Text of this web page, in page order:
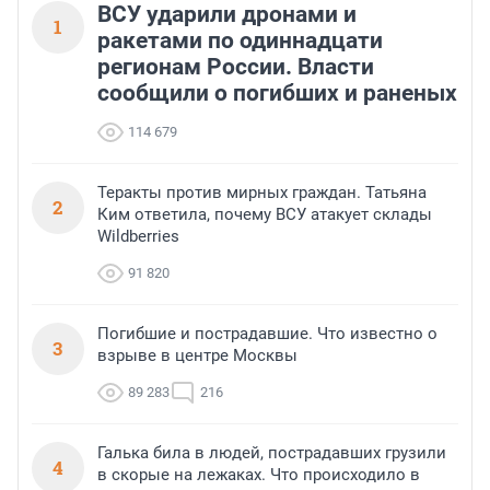
1
ВСУ ударили дронами и
ракетами по одиннадцати
регионам России. Власти
сообщили о погибших и раненых
114 679
2
Теракты против мирных граждан. Татьяна
Ким ответила, почему ВСУ атакует склады
Wildberries
91 820
3
Погибшие и пострадавшие. Что известно о
взрыве в центре Москвы
89 283 216
4
Галька била в людей, пострадавших грузили
в скорые на лежаках. Что происходило в